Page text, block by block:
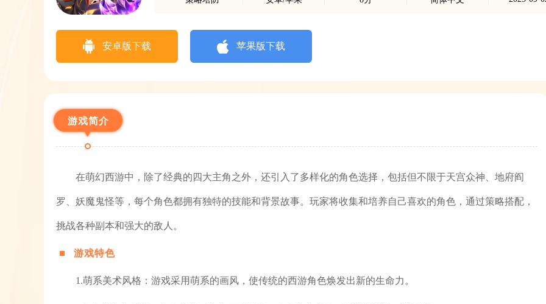
安卓版下载 苹果版下载
游戏简介
在萌幻西游中，除了经典的四大主角之外，还引入了多样化的角色选择，包括但不限于天宫众神、地府阎
罗、妖魔鬼怪等，每个角色都拥有独特的技能和背景故事。玩家将收集和培养自己喜欢的角色，通过策略搭配，
挑战各种副本和强大的敌人。
游戏特色
1.萌系美术风格：游戏采用萌系的画风，使传统的西游角色焕发出新的生命力。